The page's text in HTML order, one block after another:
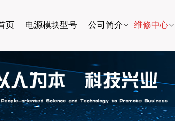
页 电源模块型号 公司简介 维修中心